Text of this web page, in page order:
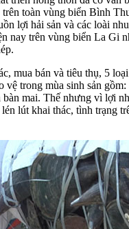
trên toàn vùng biển Bình
lợi hải sản và các loài
nay trên vùng biển La Gi
mua bán và tiêu thụ, 5
vệ trong mùa sinh sản
bàn mai. Thế nhưng vì lợi
lút khai thác, tình trạng